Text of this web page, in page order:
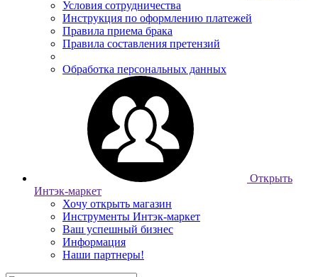
Условия сотрудничества
Инструкция по оформлению платежей
Правила приема брака
Правила составления претензий
Обработка персональных данных
Открыть
Интэк-маркет
Хочу открыть магазин
Инструменты Интэк-маркет
Ваш успешный бизнес
Информация
Наши партнеры!